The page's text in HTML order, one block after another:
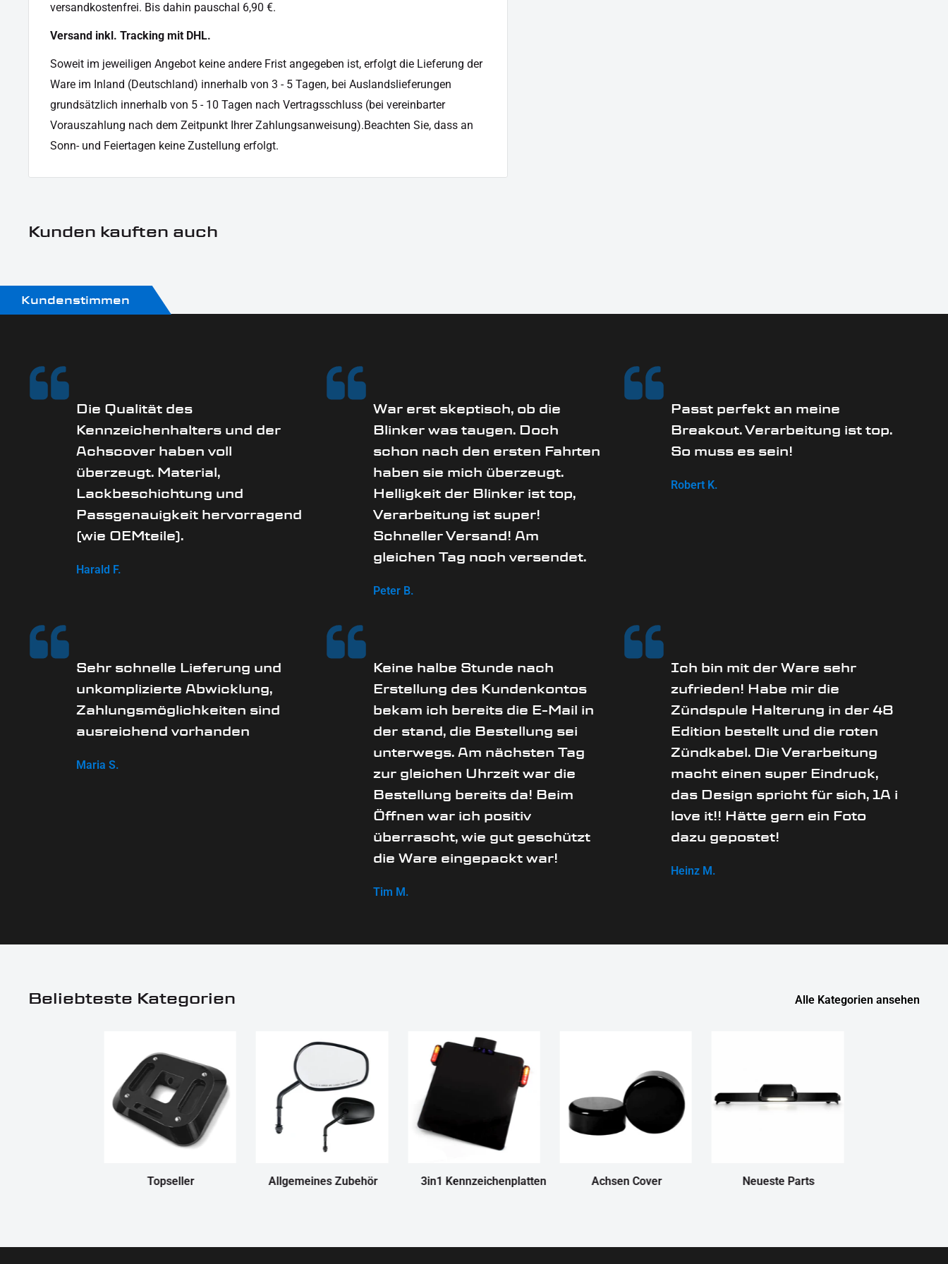
Motorradmarke: Harley-Davidson
Oberfläche: Pulverbeschichtet
Produkttyp: Blinker-Rücklichtkombinationen
versandkostenfrei. Bis dahin pauschal 6,90 €.
Versand inkl. Tracking mit DHL.
Soweit im jeweiligen Angebot keine andere Frist angegeben ist, erfolgt die Lieferung der
Ware im Inland (Deutschland) innerhalb von 3 - 5 Tagen, bei Auslandslieferungen
grundsätzlich innerhalb von 5 - 10 Tagen nach Vertragsschluss (bei vereinbarter
Vorauszahlung nach dem Zeitpunkt Ihrer Zahlungsanweisung).Beachten Sie, dass an
Sonn- und Feiertagen keine Zustellung erfolgt.
Kunden kauften auch
Kundenstimmen
Die Qualität des
Kennzeichenhalters und der
Achscover haben voll
überzeugt. Material,
Lackbeschichtung und
Passgenauigkeit hervorragend
(wie OEMteile).
Harald F.
War erst skeptisch, ob die
Blinker was taugen. Doch
schon nach den ersten Fahrten
haben sie mich überzeugt.
Helligkeit der Blinker ist top,
Verarbeitung ist super!
Schneller Versand! Am
gleichen Tag noch versendet.
Peter B.
Passt perfekt an meine
Breakout. Verarbeitung ist top.
So muss es sein!
Robert K.
Sehr schnelle Lieferung und
unkomplizierte Abwicklung,
Zahlungsmöglichkeiten sind
ausreichend vorhanden
Maria S.
Keine halbe Stunde nach
Erstellung des Kundenkontos
bekam ich bereits die E-Mail in
der stand, die Bestellung sei
unterwegs. Am nächsten Tag
zur gleichen Uhrzeit war die
Bestellung bereits da! Beim
Öffnen war ich positiv
überrascht, wie gut geschützt
die Ware eingepackt war!
Tim M.
Ich bin mit der Ware sehr
zufrieden! Habe mir die
Zündspule Halterung in der 48
Edition bestellt und die roten
Zündkabel. Die Verarbeitung
macht einen super Eindruck,
das Design spricht für sich, 1A i
love it!! Hätte gern ein Foto
dazu gepostet!
Heinz M.
Beliebteste Kategorien Alle Kategorien ansehen
Topseller Allgemeines Zubehör 3in1 Kennzeichenplatten Achsen Cover Neueste Parts